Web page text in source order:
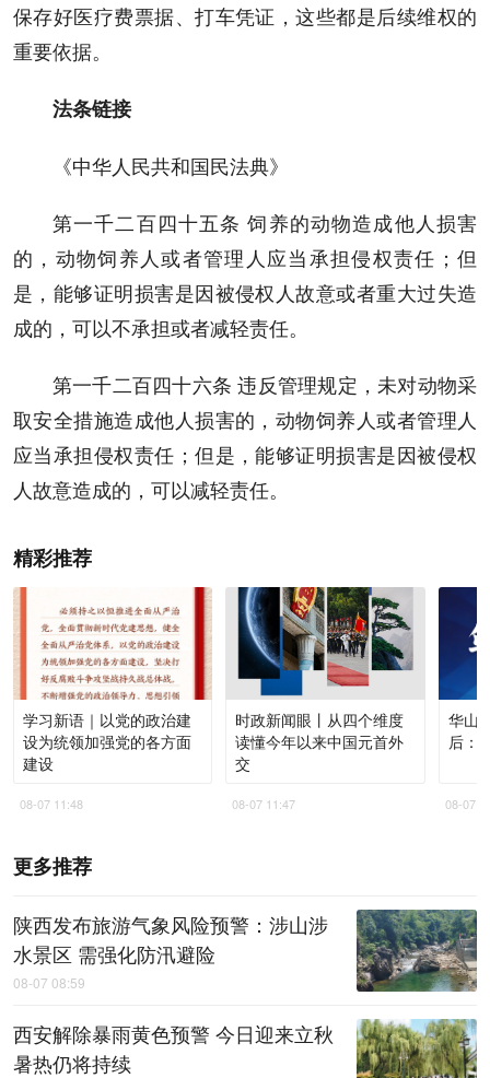
保存好医疗费票据、打车凭证，这些都是后续维权的
重要依据。
法条链接
《中华人民共和国民法典》
第一千二百四十五条 饲养的动物造成他人损害
的，动物饲养人或者管理人应当承担侵权责任；但
是，能够证明损害是因被侵权人故意或者重大过失造
成的，可以不承担或者减轻责任。
第一千二百四十六条 违反管理规定，未对动物采
取安全措施造成他人损害的，动物饲养人或者管理人
应当承担侵权责任；但是，能够证明损害是因被侵权
人故意造成的，可以减轻责任。
精彩推荐
学习新语｜以党的政治建
设为统领加强党的各方面
建设
08-07 11:48
时政新闻眼丨从四个维度
读懂今年以来中国元首外
交
08-07 11:47
华山
后：
08-07
更多推荐
陕西发布旅游气象风险预警：涉山涉
水景区 需强化防汛避险
08-07 08:59
西安解除暴雨黄色预警 今日迎来立秋
暑热仍将持续